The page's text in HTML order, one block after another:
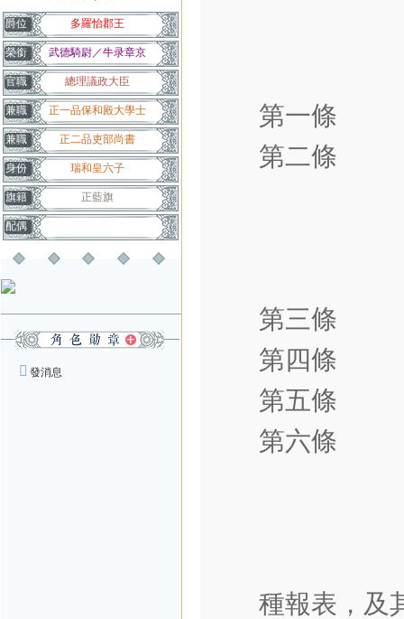
爵位 多羅怡郡王
榮銜 武德騎尉／牛录章京
官職 總理議政大臣
兼職 正一品保和殿大學士
兼職 正二品吏部尚書
身份 瑞和皇六子
旗籍 正藍旗
配偶
發消息
第一條 印
第二條
第三條 寶
第四條 官
第五條 職
第六條 印
種報表，及